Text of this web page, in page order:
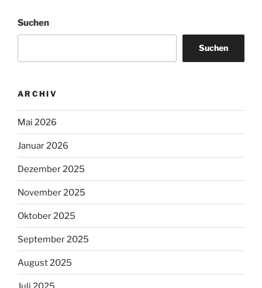
Suchen
Suchen
ARCHIV
Mai 2026
Januar 2026
Dezember 2025
November 2025
Oktober 2025
September 2025
August 2025